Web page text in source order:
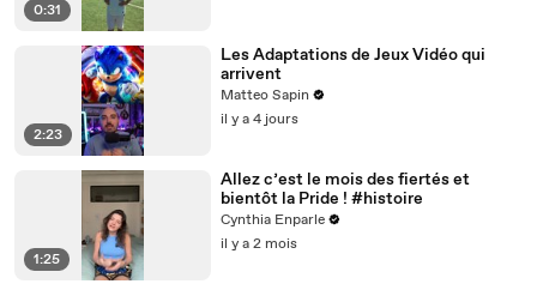
0:31
2:23
Les Adaptations de Jeux Vidéo qui
arrivent
Matteo Sapin
il y a 4 jours
1:25
Allez c’est le mois des fiertés et
bientôt la Pride ! #histoire
Cynthia Enparle
il y a 2 mois